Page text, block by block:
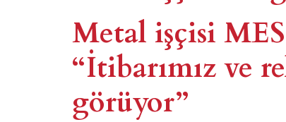
Metal işçisi
“İtibarımız ve
görüyor”